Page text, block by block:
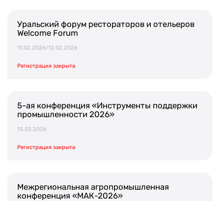
Уральский форум рестораторов и отельеров
Welcome Forum
11.02.2026/12.02.2026
Регистрация закрыта
5-ая конференция «Инструменты поддержки
промышленности 2026»
13.02.2026
Регистрация закрыта
Межрегиональная агропромышленная
конференция «МАК-2026»